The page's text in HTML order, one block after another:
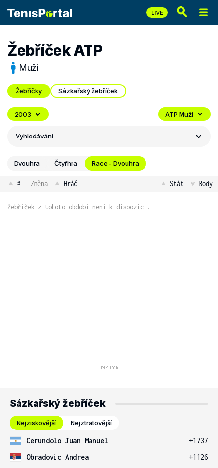
Žebříček ATP
Muži
Žebříčky Sázkařský žebříček
2003 ATP Muži
Vyhledávání
Dvouhra Čtyřhra Race - Dvouhra
# Změna Hráč Stát Body
Žebříček z tohoto období není k dispozici.
Sázkařský žebříček
Nejziskovější Nejztrátovější
Cerundolo Juan Manuel
+1737
Obradovic Andrea
+1126